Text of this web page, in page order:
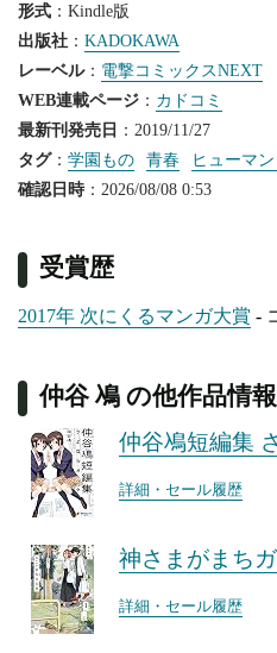
形式 ：Kindle版
出版社 ： KADOKAWA
レーベル： 電撃コミックスNEXT
WEB連載ページ ： カドコミ
最新刊発売日 ：2019/11/27
タグ： 学園もの 青春 ヒューマ
確認日時：2026/08/08 0:53
受賞歴
2017年 次にくるマンガ大賞 -
仲谷 鳰 の他作品情報
仲谷鳰短編集
詳細・セール履歴
神さまがまち
詳細・セール履歴